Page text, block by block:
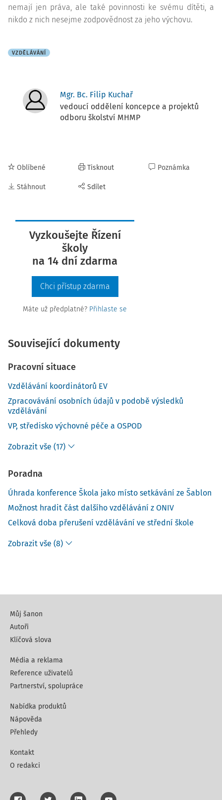
nemají jen práva, ale také povinnosti ke svému dítěti, a
nikdo z nich nesejme zodpovědnost za jeho výchovu.
VZDĚLÁVÁNÍ
Mgr. Bc. Filip Kuchař
vedoucí oddělení koncepce a projektů
odboru školství MHMP
Oblíbené
Stáhnout
Tisknout
Sdílet
Poznámka
Vyzkoušejte Řízení
školy
na 14 dní zdarma
Chci přístup zdarma
Máte už předplatné? Přihlaste se
Související dokumenty
Pracovní situace
Vzdělávání koordinátorů EV
Zpracovávání osobních údajů v podobě výsledků
vzdělávání
VP, středisko výchovné péče a OSPOD
Zobrazit vše (17)
Poradna
Úhrada konference Škola jako místo setkávání ze Šablon
Možnost hradit část dalšího vzdělávání z ONIV
Celková doba přerušení vzdělávání ve střední škole
Zobrazit vše (8)
Můj šanon
Autoři
Klíčová slova
Média a reklama
Reference uživatelů
Partnerství, spolupráce
Nabídka produktů
Nápověda
Přehledy
Kontakt
O redakci